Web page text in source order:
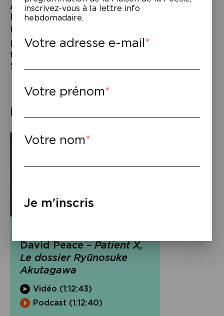
À lire–
David Peace,Patient X
par Jean-Paul Gratias, Rivages, 2024.
Ryūnosuke Akutagawa,Les Grenouilles
trad. du japonais par Catherine Ancelot et
Silvain Chupin, Cambourakis, 2024.
Éléments associés
David Peace –Patient X,
Le dossier Ryūnosuke
Akutagawa
Vidéo (1:12:43)
Podcast (1:12:40)
inscrivez-vous à la lettre info
hebdomadaire.
Votre adresse e-mail
Votre prénom
Votre nom
Je m'inscris